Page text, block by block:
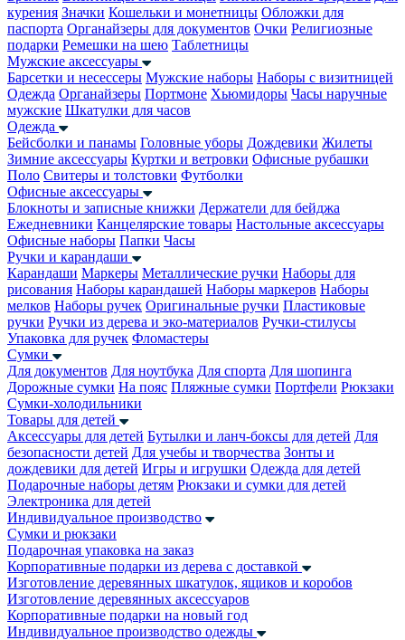
курения Значки Кошельки и монетницы Обложки для
паспорта Органайзеры для документов Очки Религиозные
подарки Ремешки на шею Таблетницы
Мужские аксессуары
Барсетки и несессеры Мужские наборы Наборы с визитницей
Одежда Органайзеры Портмоне Хьюмидоры Часы наручные
мужские Шкатулки для часов
Одежда
Бейсболки и панамы Головные уборы Дождевики Жилеты
Зимние аксессуары Куртки и ветровки Офисные рубашки
Поло Свитеры и толстовки Футболки
Офисные аксессуары
Блокноты и записные книжки Держатели для бейджа
Ежедневники Канцелярские товары Настольные аксессуары
Офисные наборы Папки Часы
Ручки и карандаши
Карандаши Маркеры Металлические ручки Наборы для
рисования Наборы карандашей Наборы маркеров Наборы
мелков Наборы ручек Оригинальные ручки Пластиковые
ручки Ручки из дерева и эко-материалов Ручки-стилусы
Упаковка для ручек Фломастеры
Сумки
Для документов Для ноутбука Для спорта Для шопинга
Дорожные сумки На пояс Пляжные сумки Портфели Рюкзаки
Сумки-холодильники
Товары для детей
Аксессуары для детей Бутылки и ланч-боксы для детей Для
безопасности детей Для учебы и творчества Зонты и
дождевики для детей Игры и игрушки Одежда для детей
Подарочные наборы детям Рюкзаки и сумки для детей
Электроника для детей
Индивидуальное производство
Сумки и рюкзаки
Подарочная упаковка на заказ
Корпоративные подарки из дерева с доставкой
Изготовление деревянных шкатулок, ящиков и коробов
Изготовление деревянных аксессуаров
Корпоративные подарки на новый год
Индивидуальное производство одежды